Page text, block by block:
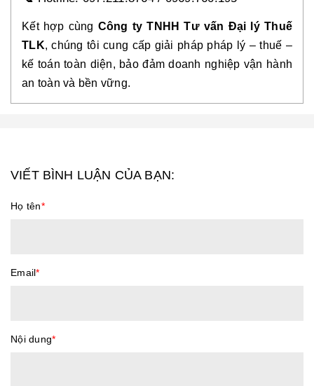
Kết hợp cùng Công ty TNHH Tư vấn Đại lý Thuế
TLK, chúng tôi cung cấp giải pháp pháp lý – thuế –
kế toán toàn diện, bảo đảm doanh nghiệp vận hành
an toàn và bền vững.
VIẾT BÌNH LUẬN CỦA BẠN:
Họ tên*
Email*
Nội dung*